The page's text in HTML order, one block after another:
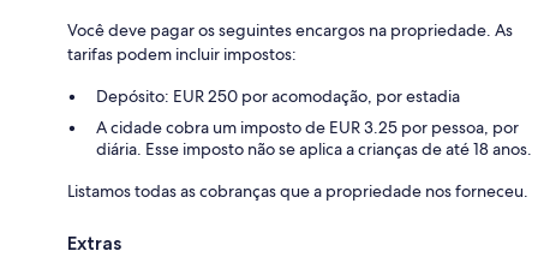
Você deve pagar os seguintes encargos na propriedade. As
tarifas podem incluir impostos:
Depósito: EUR 250 por acomodação, por estadia
A cidade cobra um imposto de EUR 3.25 por pessoa, por
diária. Esse imposto não se aplica a crianças de até 18 anos.
Listamos todas as cobranças que a propriedade nos forneceu.
Extras